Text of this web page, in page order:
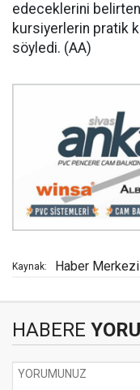
edeceklerini
kursiyerlerin pratik
söyledi. (AA)
Kaynak: Haber Merkezi
HABERE